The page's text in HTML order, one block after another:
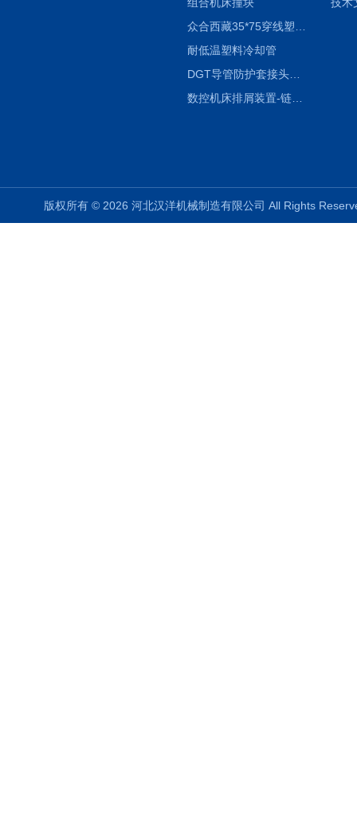
耐低温塑料冷却管
DGT导管防护套接头形式与参数
数控机床排屑装置-链板式排屑机
版权所有 © 2026 河北汉洋机械制造有限公司 All Rights